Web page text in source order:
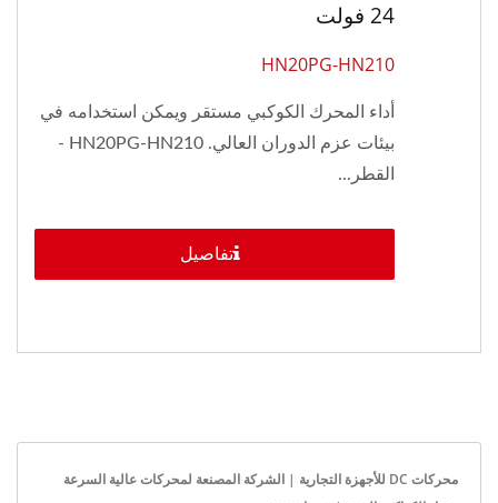
24 فولت
HN20PG-HN210
أداء المحرك الكوكبي مستقر ويمكن استخدامه في
بيئات عزم الدوران العالي. HN20PG-HN210 -
القطر...
تفاصيل
محركات DC للأجهزة التجارية | الشركة المصنعة لمحركات عالية السرعة